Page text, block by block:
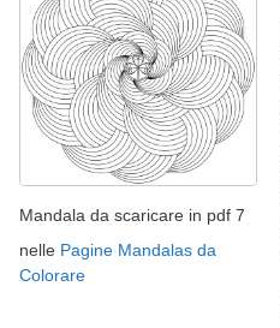
Mandala da scaricare in pdf 7
nelle Pagine Mandalas da
Colorare